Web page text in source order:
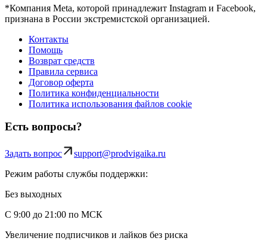
*Компания Meta, которой принадлежит Instagram и Facebook,
признана в России экстремистской организацией.
Контакты
Помощь
Возврат средств
Правила сервиса
Договор оферта
Политика конфиденциальности
Политика использования файлов cookie
Есть вопросы?
Задать вопрос
support@prodvigaika.ru
Режим работы службы поддержки:
Без выходных
С 9:00 до 21:00 по МСК
Увеличение подписчиков и лайков без риска